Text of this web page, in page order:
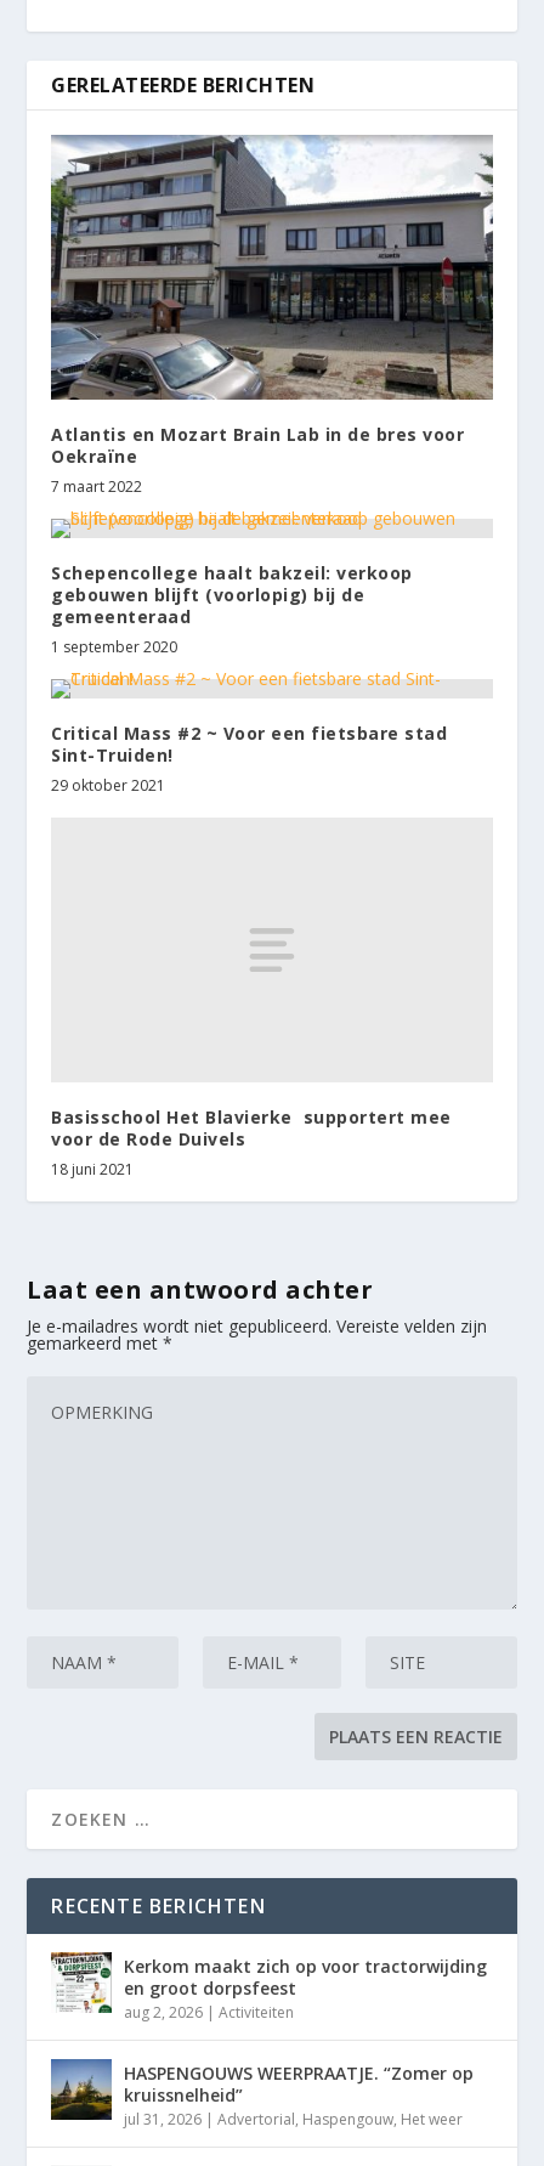
GERELATEERDE BERICHTEN
Atlantis en Mozart Brain Lab in de bres voor
Oekraïne
7 maart 2022
Schepencollege haalt bakzeil: verkoop
gebouwen blijft (voorlopig) bij de
gemeenteraad
1 september 2020
Critical Mass #2 ~ Voor een fietsbare stad
Sint-Truiden!
29 oktober 2021
Basisschool Het Blavierke supportert mee
voor de Rode Duivels
18 juni 2021
Laat een antwoord achter
Je e-mailadres wordt niet gepubliceerd. Vereiste velden zijn
gemarkeerd met*
RECENTE BERICHTEN
Kerkom maakt zich op voor tractorwijding
en groot dorpsfeest
aug 2, 2026 |Activiteiten
HASPENGOUWS WEERPRAATJE. “Zomer op
kruissnelheid”
jul 31, 2026 |Advertorial, Haspengouw, Het weer